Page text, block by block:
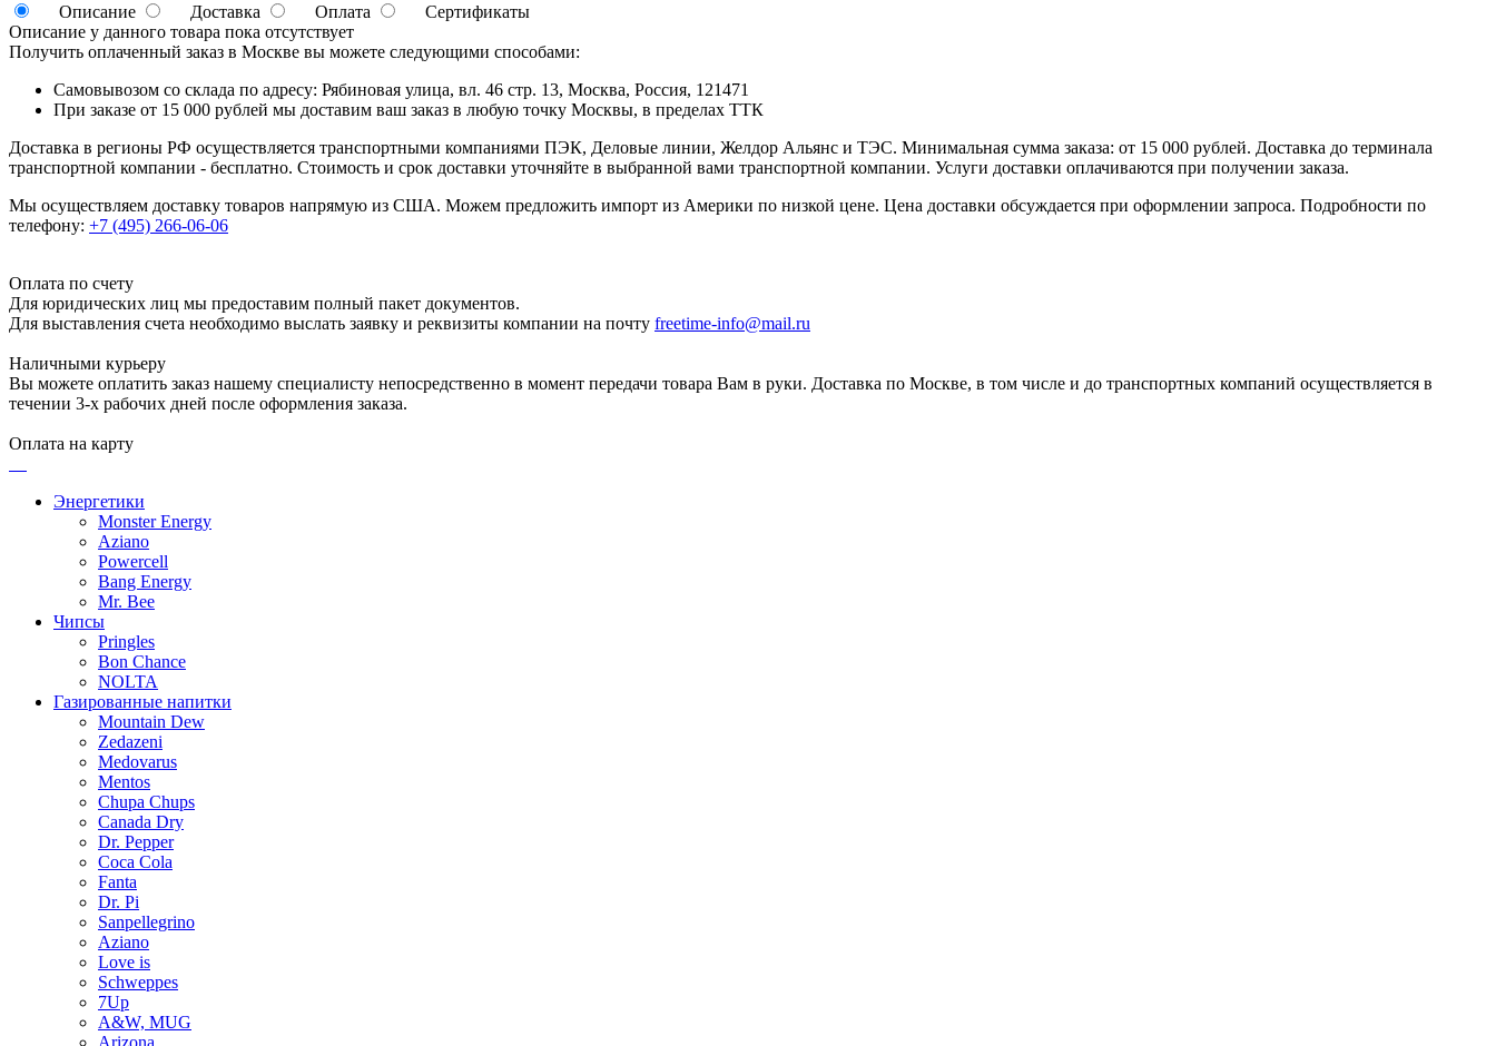
Описание
Доставка Оплата
Сертификаты
Описание у данного товара пока отсутствует
Получить оплаченный заказ в Москве вы можете следующими способами:
Самовывозом со склада по адресу: Рябиновая улица, вл. 46 стр. 13, Москва, Россия, 121471
При заказе от 15 000 рублей мы доставим ваш заказ в любую точку Москвы, в пределах ТТК
Доставка в регионы РФ осуществляется транспортными компаниями ПЭК, Деловые линии, Желдор Альянс и ТЭС. Минимальная сумма заказа: от 15 000 рублей. Доставка до терминала
транспортной компании - бесплатно. Стоимость и срок доставки уточняйте в выбранной вами транспортной компании. Услуги доставки оплачиваются при получении заказа.
Мы осуществляем доставку товаров напрямую из США. Можем предложить импорт из Америки по низкой цене. Цена доставки обсуждается при оформлении запроса. Подробности по
телефону: +7 (495) 266-06-06
Оплата по счету
Для юридических лиц мы предоставим полный пакет документов.
Для выставления счета необходимо выслать заявку и реквизиты компании на почту freetime-info@mail.ru
Наличными курьеру
Вы можете оплатить заказ нашему специалисту непосредственно в момент передачи товара Вам в руки. Доставка по Москве, в том числе и до транспортных компаний осуществляется в
течении 3-х рабочих дней после оформления заказа.
Оплата на карту
Энергетики
Monster Energy
Aziano
Powercell
Bang Energy
Mr. Bee
Чипсы
Pringles
Bon Chance
NOLTA
Газированные напитки
Mountain Dew
Zedazeni
Medovarus
Mentos
Chupa Chups
Canada Dry
Dr. Pepper
Coca Cola
Fanta
Dr. Pi
Sanpellegrino
Aziano
Love is
Schweppes
7Up
A&W, MUG
Arizona